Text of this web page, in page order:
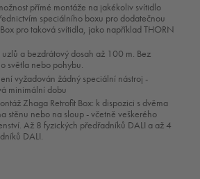
přímé montáže na jakékoliv svítidlo
speciálního boxu pro dodatečnou
pro taková svítidla, jako například THORN
a bezdrátový dosah až 100 m. Bez
světla nebo pohybu.
vyžadován žádný speciální nástroj -
minimální dobu
Zhaga Retrofit Box: k dispozici s dvěma
stěnu nebo na sloup - včetně veškerého
Až 8 fyzických předřadníků DALI a až 4
DALI.